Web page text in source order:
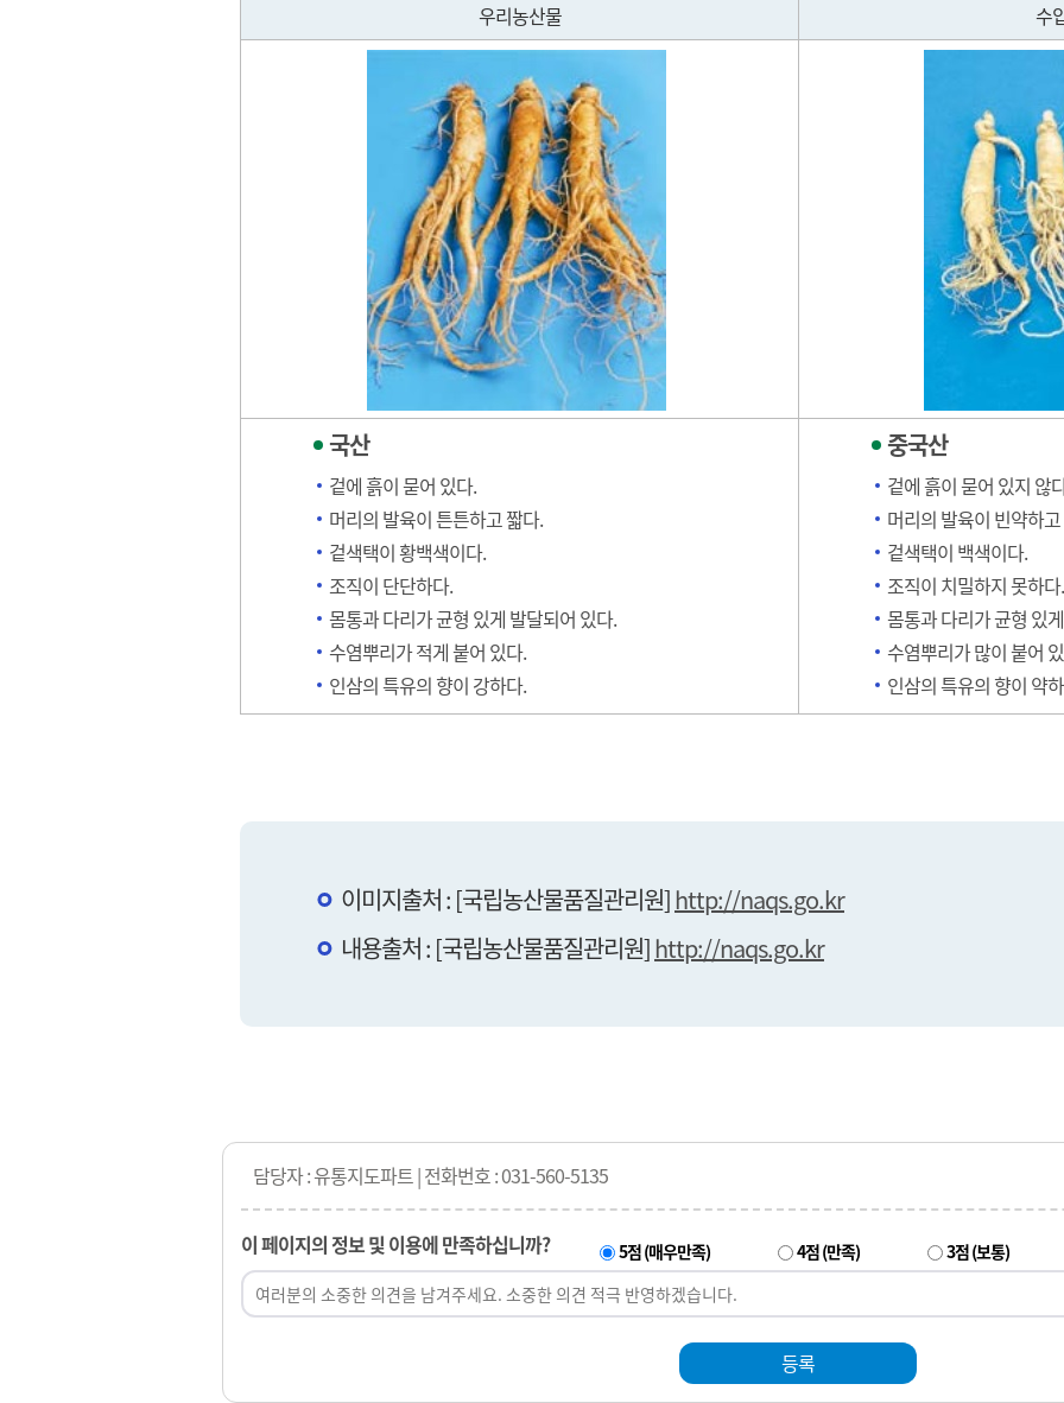
우리농산물 수
국산
겉에 흙이 묻어 있다.
머리의 발육이 튼튼하고 짧다.
겉색택이 황백색이다.
조직이 단단하다.
몸통과 다리가 균형 있게 발달되어 있다.
수염뿌리가 적게 붙어 있다.
인삼의 특유의 향이 강하다.
중국산
겉에 흙이 묻어 있지 않
머리의 발육이 빈약하
겉색택이 백색이다.
조직이 치밀하지 못하다.
몸통과 다리가 균형 있
수염뿌리가 많이 붙어
인삼의 특유의 향이 약
이미지출처 : [국립농산물품질관리원]http://naqs.go.kr
내용출처 : [국립농산물품질관리원]http://naqs.go.kr
담당자 : 유통지도파트 | 전화번호 : 031-560-5135
이 페이지의 정보 및 이용에 만족하십니까? 5점 (매우만족) 4점 (만족) 3점 (보통)
등록